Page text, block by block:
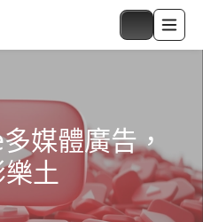
媒體廣告，
土